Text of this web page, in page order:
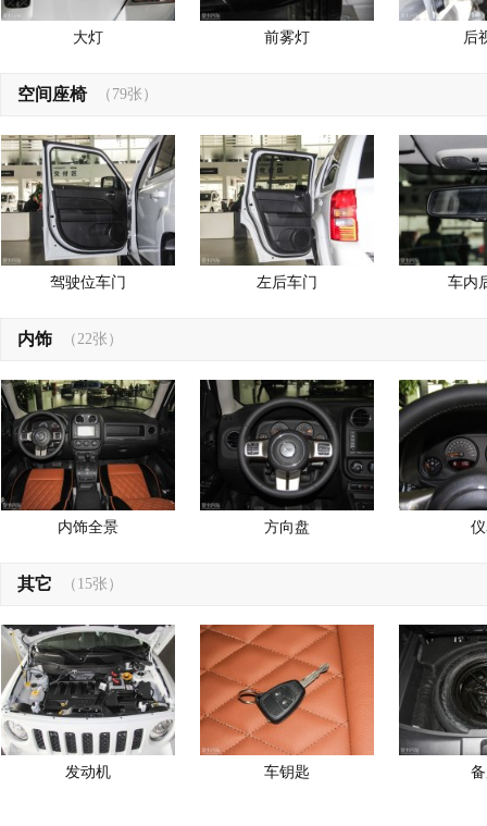
大灯 前雾灯 后
空间座椅 （79张）
驾驶位车门 左后车门 车内
内饰 （22张）
内饰全景 方向盘
其它 （15张）
发动机 车钥匙